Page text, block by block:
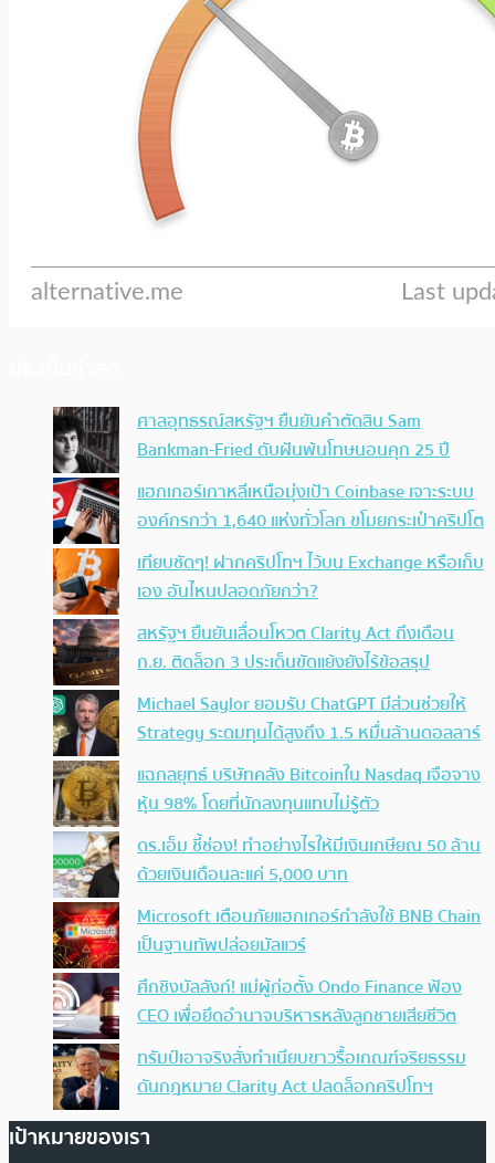
ศาลอุทธรณ์สหรัฐฯ ยืนยันคำตัดสิน Sam
Bankman-Fried ดับฝันพ้นโทษนอนคุก 25 ปี
แฮกเกอร์เกาหลีเหนือมุ่งเป้า Coinbase เจาะระบบ
องค์กรกว่า 1,640 แห่งทั่วโลก ขโมยกระเป๋าคริปโต
เทียบชัดๆ! ฝากคริปโทฯ ไว้บน Exchange หรือเก็บ
เอง อันไหนปลอดภัยกว่า?
สหรัฐฯ ยืนยันเลื่อนโหวต Clarity Act ถึงเดือน
ก.ย. ติดล็อก 3 ประเด็นขัดแย้งยังไร้ข้อสรุป
Michael Saylor ยอมรับ ChatGPT มีส่วนช่วยให้
Strategy ระดมทุนได้สูงถึง 1.5 หมื่นล้านดอลลาร์
แฉกลยุทธ์ บริษัทคลัง Bitcoinใน Nasdaq เจือจาง
หุ้น 98% โดยที่นักลงทุนแทบไม่รู้ตัว
ดร.เอ็ม ชี้ช่อง! ทำอย่างไรให้มีเงินเกษียณ 50 ล้าน
ด้วยเงินเดือนละแค่ 5,000 บาท
Microsoft เตือนภัยแฮกเกอร์กำลังใช้ BNB Chain
เป็นฐานทัพปล่อยมัลแวร์
ศึกชิงบัลลังก์! แม่ผู้ก่อตั้ง Ondo Finance ฟ้อง
CEO เพื่อยึดอำนาจบริหารหลังลูกชายเสียชีวิต
ทรัมป์เอาจริง สั่งทำเนียบขาวรื้อเกณฑ์จริยธรรม
ดันกฎหมาย Clarity Act ปลดล็อกคริปโทฯ
เป้าหมายของเรา